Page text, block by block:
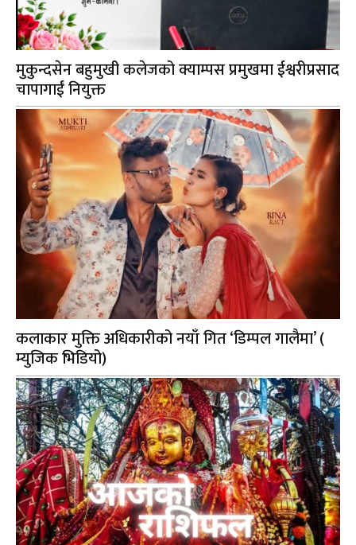
मुकुन्दसेन बहुमुखी कलेजको क्याम्पस प्रमुखमा ईश्वरीप्रसाद
चापागाईं नियुक्त
कलाकार मुक्ति अधिकारीको नयाँ गित ‘डिम्पल गालैमा’ (
म्युजिक भिडियो)